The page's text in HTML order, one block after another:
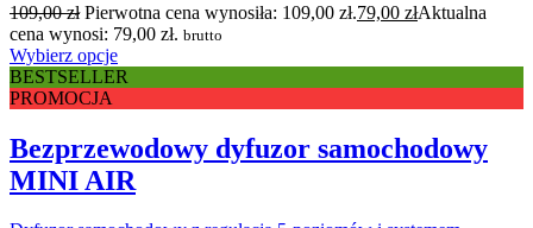
109,00zł Pierwotna cena wynosiła: 109,00 zł.79,00 złAktualna
cena wynosi: 79,00 zł. brutto
Wybierz opcje
BESTSELLER
PROMOCJA
Bezprzewodowy dyfuzor samochodowy
MINI AIR